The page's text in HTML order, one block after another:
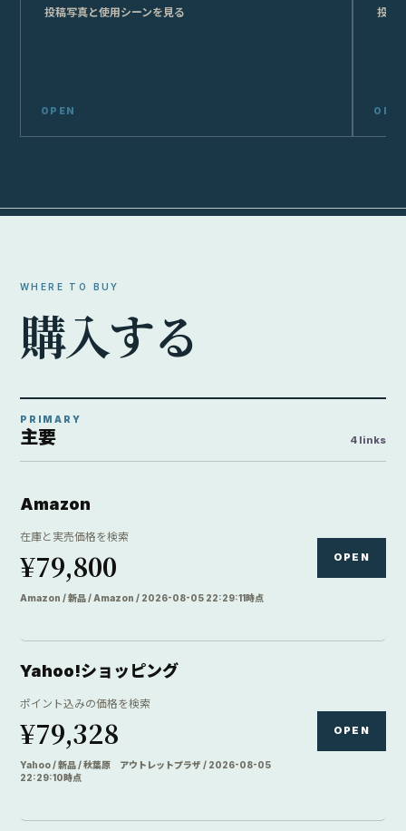
投稿写真と使用シーンを見る 投稿
WHERE TO BUY
購入する
PRIMARY
主要 4 links
Amazon
在庫と実売価格を検索
¥79,800
Amazon / 新品 / Amazon / 2026-08-05 22:29:11時点
OPEN
Yahoo!ショッピング
ポイント込みの価格を検索
¥79,328
Yahoo / 新品 / 秋葉原 アウトレットプラザ / 2026-08-05
22:29:10時点
OPEN